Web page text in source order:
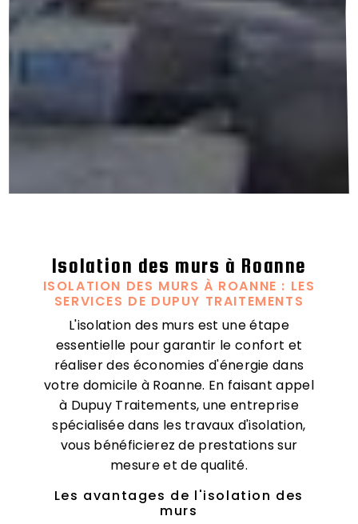
Isolation des murs à Roanne
ISOLATION DES MURS À ROANNE : LES
SERVICES DE DUPUY TRAITEMENTS
L'isolation des murs est une étape
essentielle pour garantir le confort et
réaliser des économies d'énergie dans
votre domicile à Roanne. En faisant appel
à Dupuy Traitements, une entreprise
spécialisée dans les travaux d'isolation,
vous bénéficierez de prestations sur
mesure et de qualité.
Les avantages de l'isolation des
murs